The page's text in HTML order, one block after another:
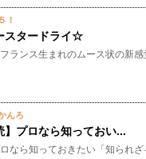
！
スタードライ☆
ランス生まれのムース状の新感
んろ
】プロなら知っておい...
なら知っておきたい「知られざ